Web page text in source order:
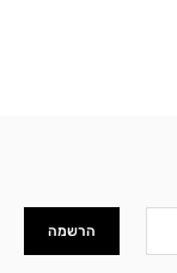
הרשמה